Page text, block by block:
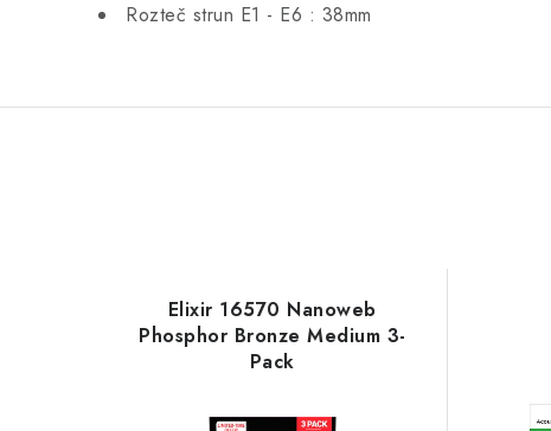
Rozteč strun E1 - E6 : 38mm
Elixir 16570 Nanoweb
Phosphor Bronze Medium 3-
Pack